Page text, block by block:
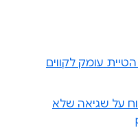
עומק לקווים
על שגיאה שלא